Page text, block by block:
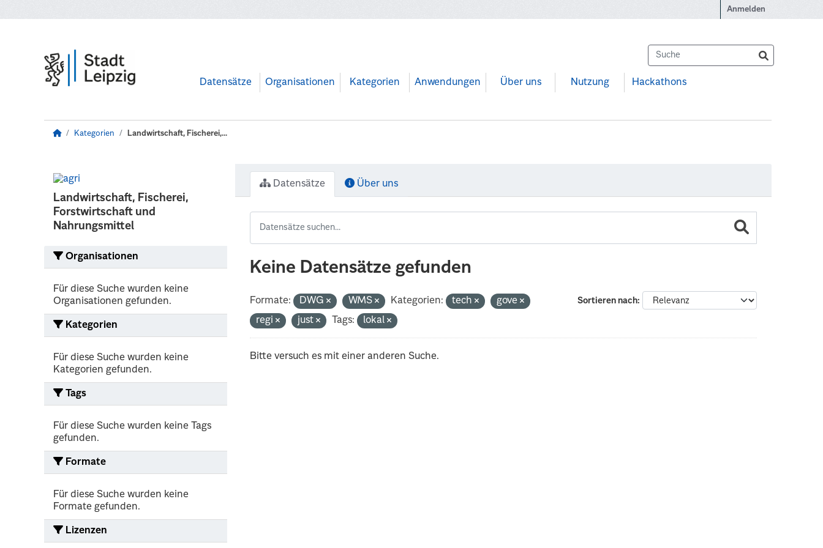
Anmelden
Datensätze Organisationen Kategorien Anwendungen Über uns Nutzung Hackathons
Kategorien Landwirtschaft, Fischerei,...
Landwirtschaft, Fischerei,
Forstwirtschaft und
Nahrungsmittel
Organisationen
Für diese Suche wurden keine
Organisationen gefunden.
Kategorien
Für diese Suche wurden keine
Kategorien gefunden.
Tags
Für diese Suche wurden keine Tags
gefunden.
Formate
Für diese Suche wurden keine
Formate gefunden.
Lizenzen
Datensätze Über uns
Keine Datensätze gefunden
Sortieren nach
Formate: DWG WMS Kategorien: tech
gove
regi
just Tags: lokal
Bitte versuch es mit einer anderen Suche.